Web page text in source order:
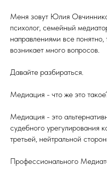
Меня зовут Юлия
психолог, семейный
направлениями все
возникает много вопросов.
Давайте разбираться.
Медиация - что же это
Медиация - это
судебного урегулирования
третьей, нейтральной
Профессионального